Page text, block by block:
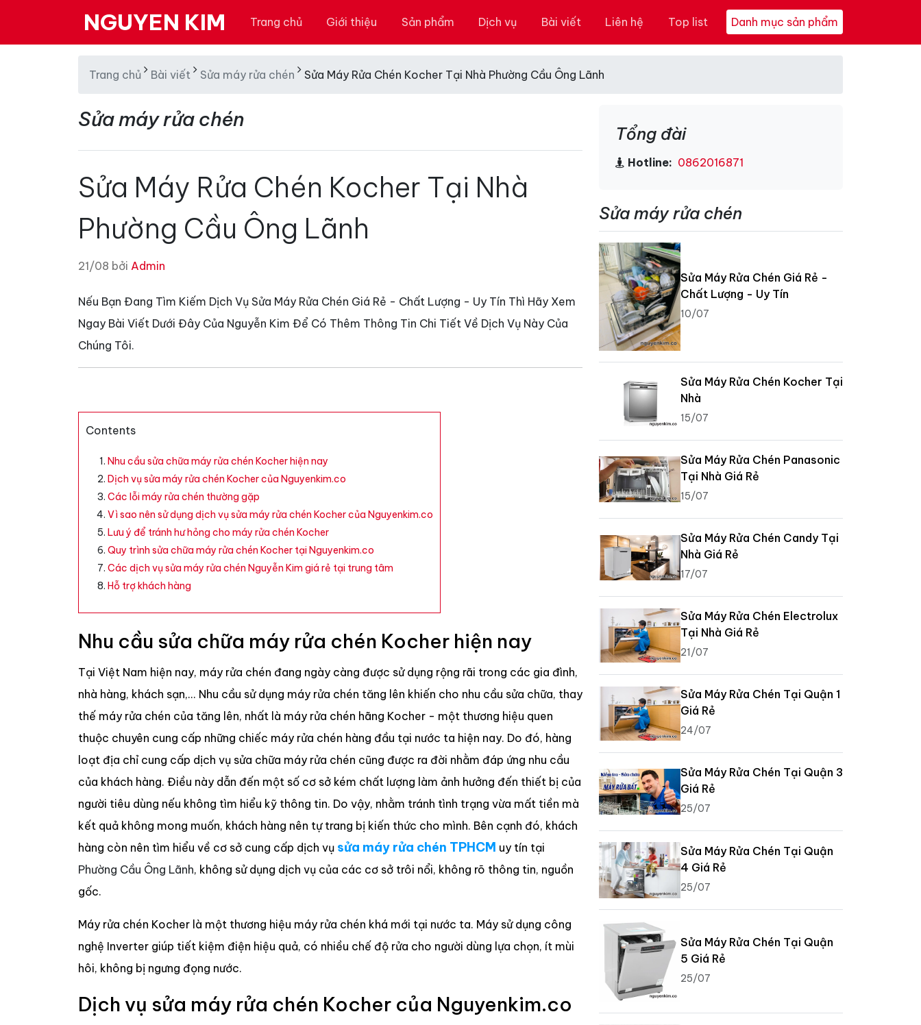
NGUYEN KIM Trang chủ Giới thiệu Sản phẩm Dịch vụ Bài viết Liên hệ Top list Danh mục sản phẩm
Trang chủ Bài viết Sửa máy rửa chén Sửa Máy Rửa Chén Kocher Tại Nhà Phường Cầu Ông Lãnh
Sửa máy rửa chén
Sửa Máy Rửa Chén Kocher Tại Nhà
Phường Cầu Ông Lãnh
21/08 bởi Admin
Nếu Bạn Đang Tìm Kiếm Dịch Vụ Sửa Máy Rửa Chén Giá Rẻ - Chất Lượng - Uy Tín Thì Hãy Xem
Ngay Bài Viết Dưới Đây Của Nguyễn Kim Để Có Thêm Thông Tin Chi Tiết Về Dịch Vụ Này Của
Chúng Tôi.
Contents
Nhu cầu sửa chữa máy rửa chén Kocher hiện nay
Dịch vụ sửa máy rửa chén Kocher của Nguyenkim.co
Các lỗi máy rửa chén thường gặp
Vì sao nên sử dụng dịch vụ sửa máy rửa chén Kocher của Nguyenkim.co
Lưu ý để tránh hư hỏng cho máy rửa chén Kocher
Quy trình sửa chữa máy rửa chén Kocher tại Nguyenkim.co
Các dịch vụ sửa máy rửa chén Nguyễn Kim giá rẻ tại trung tâm
Hỗ trợ khách hàng
Nhu cầu sửa chữa máy rửa chén Kocher hiện nay
Tại Việt Nam hiện nay, máy rửa chén đang ngày càng được sử dụng rộng rãi trong các gia đình,
nhà hàng, khách sạn,... Nhu cầu sử dụng máy rửa chén tăng lên khiến cho nhu cầu sửa chữa, thay
thế máy rửa chén của tăng lên, nhất là máy rửa chén hãng Kocher - một thương hiệu quen
thuộc chuyên cung cấp những chiếc máy rửa chén hàng đầu tại nước ta hiện nay. Do đó, hàng
loạt địa chỉ cung cấp dịch vụ sửa chữa máy rửa chén cũng được ra đời nhằm đáp ứng nhu cầu
của khách hàng. Điều này dẫn đến một số cơ sở kém chất lượng làm ảnh hưởng đến thiết bị của
người tiêu dùng nếu không tìm hiểu kỹ thông tin. Do vậy, nhằm tránh tình trạng vừa mất tiền mà
kết quả không mong muốn, khách hàng nên tự trang bị kiến thức cho mình. Bên cạnh đó, khách
hàng còn nên tìm hiểu về cơ sở cung cấp dịch vụ sửa máy rửa chén TPHCM uy tín tại
Phường Cầu Ông Lãnh, không sử dụng dịch vụ của các cơ sở trôi nổi, không rõ thông tin, nguồn
gốc.
Máy rửa chén Kocher là một thương hiệu máy rửa chén khá mới tại nước ta. Máy sử dụng công
nghệ Inverter giúp tiết kiệm điện hiệu quả, có nhiều chế độ rửa cho người dùng lựa chọn, ít mùi
hôi, không bị ngưng đọng nước.
Dịch vụ sửa máy rửa chén Kocher của Nguyenkim.co
Tổng đài
Hotline: 0862016871
Sửa máy rửa chén
Sửa Máy Rửa Chén Giá Rẻ -
Chất Lượng - Uy Tín
10/07
Sửa Máy Rửa Chén Kocher Tại
Nhà
15/07
Sửa Máy Rửa Chén Panasonic
Tại Nhà Giá Rẻ
15/07
Sửa Máy Rửa Chén Candy Tại
Nhà Giá Rẻ
17/07
Sửa Máy Rửa Chén Electrolux
Tại Nhà Giá Rẻ
21/07
Sửa Máy Rửa Chén Tại Quận 1
Giá Rẻ
24/07
Sửa Máy Rửa Chén Tại Quận 3
Giá Rẻ
25/07
Sửa Máy Rửa Chén Tại Quận
4 Giá Rẻ
25/07
Sửa Máy Rửa Chén Tại Quận
5 Giá Rẻ
25/07